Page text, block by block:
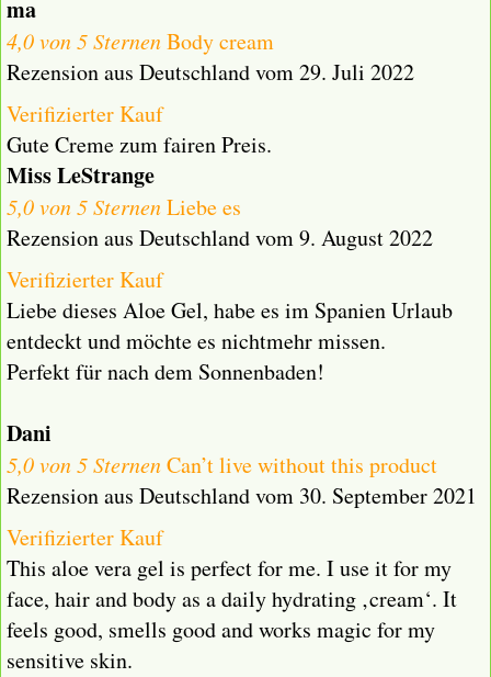
ma
4,0 von 5 SternenBody cream
Rezension aus Deutschland vom 29. Juli 2022
Verifizierter Kauf
Gute Creme zum fairen Preis.
Miss LeStrange
5,0 von 5 SternenLiebe es
Rezension aus Deutschland vom 9. August 2022
Verifizierter Kauf
Liebe dieses Aloe Gel, habe es im Spanien Urlaub
entdeckt und möchte es nichtmehr missen.
Perfekt für nach dem Sonnenbaden!
Dani
5,0 von 5 SternenCan’t live without this product
Rezension aus Deutschland vom 30. September 2021
Verifizierter Kauf
This aloe vera gel is perfect for me. I use it for my
face, hair and body as a daily hydrating ‚cream‘. It
feels good, smells good and works magic for my
sensitive skin.